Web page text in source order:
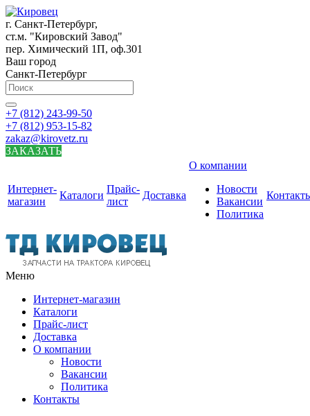
г. Санкт-Петербург,
ст.м. "Кировский Завод"
пер. Химический 1П, оф.301
Ваш город
Санкт-Петербург
+7 (812) 243-99-50
+7 (812) 953-15-82
zakaz@kirovetz.ru
ЗАКАЗАТЬ
Интернет-
магазин
Каталоги
Прайс-
лист
Доставка
О компании
Новости
Вакансии
Политика
Меню
Интернет-магазин
Каталоги
Прайс-лист
Доставка
О компании
Новости
Вакансии
Политика
Контакты